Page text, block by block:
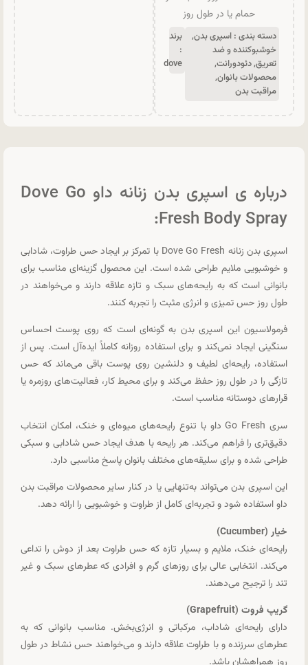
حمام یا در طول روز
دسته بندی : اسپری بدن,
خوشبوکننده و ضد
تعریق,دئودورانت,
محصولات بانوان,
مراقبت بدن
برند
:
dove
درباره ی اسپری بدن زنانه داو Dove Go
Fresh Body Spray:
اسپری بدن زنانه Dove Go Fresh با تمرکز بر ایجاد حس طراوت، شادابی
و خوشبویی ملایم طراحی شده است. این محصول گزینه‌ای مناسب برای
بانوانی است که به رایحه‌های سبک و تازه علاقه دارند و می‌خواهند در
طول روز حس تمیزی و انرژی مثبت را تجربه کنند.
فرمولاسیون این اسپری بدن به گونه‌ای است که روی پوست احساس
سنگینی ایجاد نمی‌کند و برای استفاده روزانه کاملاً ایده‌آل است. پس از
استفاده، رایحه‌ای لطیف و دلنشین روی پوست باقی می‌ماند که حس
تازگی را در طول روز حفظ می‌کند و برای محیط کار، فعالیت‌های روزمره یا
قرارهای دوستانه مناسب است.
سری Go Fresh داو با تنوع رایحه‌های میوه‌ای و خنک، امکان انتخاب
دقیق‌تری را فراهم می‌کند. هر رایحه با هدف ایجاد حس شادابی و سبکی
طراحی شده و برای سلیقه‌های مختلف بانوان پاسخ مناسبی دارد.
این اسپری بدن می‌تواند به‌تنهایی یا در کنار سایر محصولات مراقبت بدن
داو استفاده شود و تجربه‌ای کامل از طراوت و خوشبویی را ارائه دهد.
خیار (Cucumber)
رایحه‌ای خنک، ملایم و بسیار تازه که حس طراوت بعد از دوش را تداعی
می‌کند. انتخابی عالی برای روزهای گرم و افرادی که عطرهای سبک و غیر
تند را ترجیح می‌دهند.
گریپ فروت (Grapefruit)
دارای رایحه‌ای شاداب، مرکباتی و انرژی‌بخش. مناسب بانوانی که به
عطرهای سرزنده و با طراوت علاقه دارند و می‌خواهند حس نشاط در طول